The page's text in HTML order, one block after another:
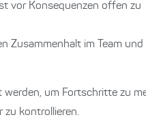
vor Konsequenzen offen zu
Zusammenhalt im Team
um Fortschritte zu
zu kontrollieren.